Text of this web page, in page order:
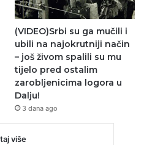
(VIDEO)Srbi su ga mučili i
ubili na najokrutniji način
– još živom spalili su mu
tijelo pred ostalim
zarobljenicima logora u
Dalju!
3 dana ago
više